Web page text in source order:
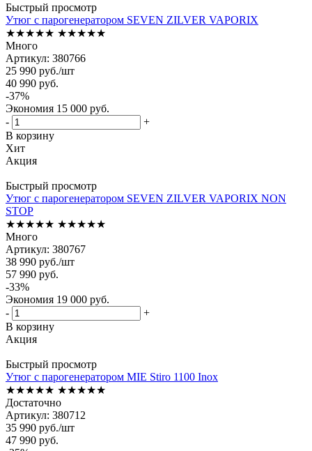
Быстрый просмотр
Утюг с парогенератором SEVEN ZILVER VAPORIX
★★★★★ ★★★★★
Много
Артикул: 380766
25 990 руб./шт
40 990 руб.
-37%
Экономия 15 000 руб.
-
+
В корзину
Хит
Акция
Быстрый просмотр
Утюг с парогенератором SEVEN ZILVER VAPORIX NON
STOP
★★★★★ ★★★★★
Много
Артикул: 380767
38 990 руб./шт
57 990 руб.
-33%
Экономия 19 000 руб.
-
+
В корзину
Акция
Быстрый просмотр
Утюг с парогенератором MIE Stiro 1100 Inox
★★★★★ ★★★★★
Достаточно
Артикул: 380712
35 990 руб./шт
47 990 руб.